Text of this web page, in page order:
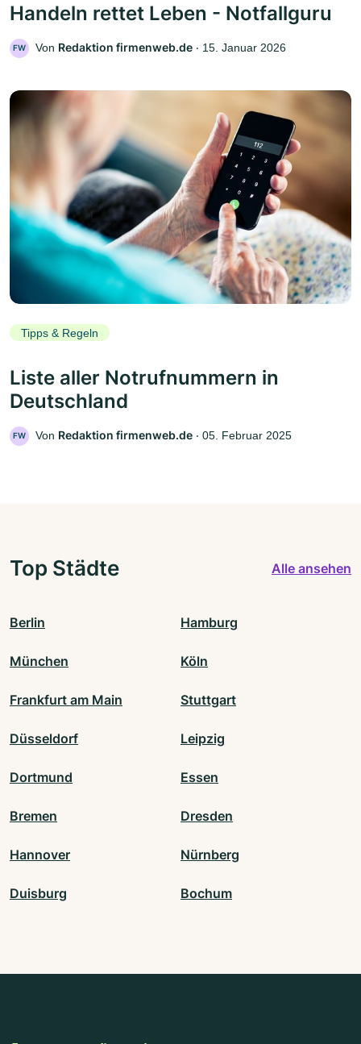
Handeln rettet Leben - Notfallguru
FW Von Redaktion firmenweb.de ‧ 15. Januar 2026
Tipps & Regeln
Liste aller Notrufnummern in
Deutschland
FW Von Redaktion firmenweb.de ‧ 05. Februar 2025
Top Städte Alle ansehen
Berlin Hamburg
München Köln
Frankfurt am Main Stuttgart
Düsseldorf Leipzig
Dortmund Essen
Bremen Dresden
Hannover Nürnberg
Duisburg Bochum